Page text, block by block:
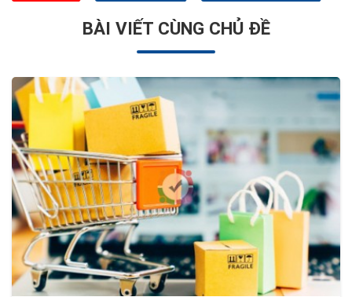
BÀI VIẾT CÙNG CHỦ ĐỀ